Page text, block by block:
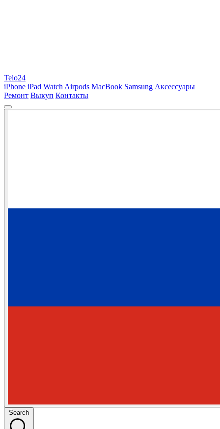
Telo24
iPhone iPad Watch Airpods MacBook Samsung Аксессуары
Ремонт Выкуп Контакты
Search